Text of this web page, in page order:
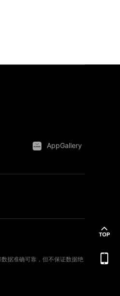
AppGallery
据准确可靠，但不保证数据绝